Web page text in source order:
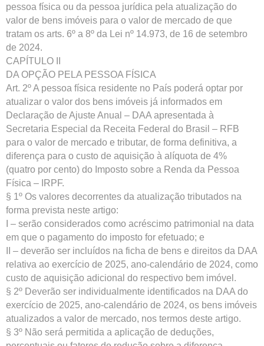
pessoa física ou da pessoa jurídica pela atualização do
valor de bens imóveis para o valor de mercado de que
tratam os arts. 6º a 8º da Lei nº 14.973, de 16 de setembro
de 2024.
CAPÍTULO II
DA OPÇÃO PELA PESSOA FÍSICA
Art. 2º A pessoa física residente no País poderá optar por
atualizar o valor dos bens imóveis já informados em
Declaração de Ajuste Anual – DAA apresentada à
Secretaria Especial da Receita Federal do Brasil – RFB
para o valor de mercado e tributar, de forma definitiva, a
diferença para o custo de aquisição à alíquota de 4%
(quatro por cento) do Imposto sobre a Renda da Pessoa
Física – IRPF.
§ 1º Os valores decorrentes da atualização tributados na
forma prevista neste artigo:
I – serão considerados como acréscimo patrimonial na data
em que o pagamento do imposto for efetuado; e
II – deverão ser incluídos na ficha de bens e direitos da DAA
relativa ao exercício de 2025, ano-calendário de 2024, como
custo de aquisição adicional do respectivo bem imóvel.
§ 2º Deverão ser individualmente identificados na DAA do
exercício de 2025, ano-calendário de 2024, os bens imóveis
atualizados a valor de mercado, nos termos deste artigo.
§ 3º Não será permitida a aplicação de deduções,